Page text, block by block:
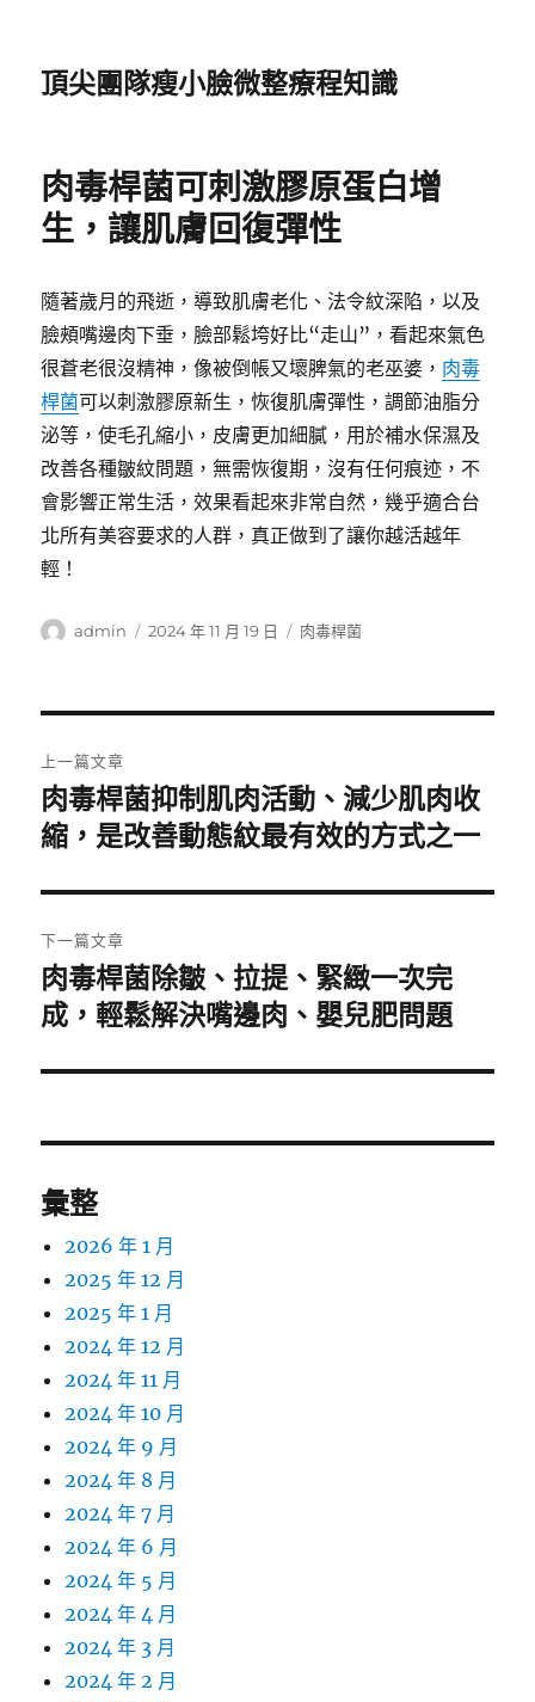
頂尖團隊瘦小臉微整療程知識
肉毒桿菌可刺激膠原蛋白增
生，讓肌膚回復彈性
隨著歲月的飛逝，導致肌膚老化、法令紋深陷，以及
臉頰嘴邊肉下垂，臉部鬆垮好比“走山”，看起來氣色
很蒼老很沒精神，像被倒帳又壞脾氣的老巫婆， 肉毒
桿菌可以刺激膠原新生，恢復肌膚彈性，調節油脂分
泌等，使毛孔縮小，皮膚更加細膩，用於補水保濕及
改善各種皺紋問題，無需恢復期，沒有任何痕迹，不
會影響正常生活，效果看起來非常自然，幾乎適合台
北所有美容要求的人群，真正做到了讓你越活越年
輕！
作
admin
發
2024 年 11 月 19 日
分
肉毒桿菌
章
導
覽
上一篇文章
上
一
文
章:
肉毒桿菌抑制肌肉活動、減少肌肉收
縮，是改善動態紋最有效的方式之一
下一篇文章
下
一
文
肉毒桿菌除皺、拉提、緊緻一次完
成，輕鬆解決嘴邊肉、嬰兒肥問題
彙整
2026 年 1 月
2025 年 12 月
2025 年 1 月
2024 年 12 月
2024 年 11 月
2024 年 10 月
2024 年 9 月
2024 年 8 月
2024 年 7 月
2024 年 6 月
2024 年 5 月
2024 年 4 月
2024 年 3 月
2024 年 2 月